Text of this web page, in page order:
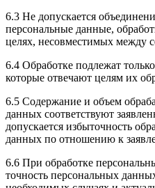
6.3 Не допускается
персональные данные,
целях, несовместимых между
6.4 Обработке подлежат
которые отвечают целям их
6.5 Содержание и объем
данных соответствуют
допускается избыточность
данных по отношению к
6.6 При обработке
точность персональных